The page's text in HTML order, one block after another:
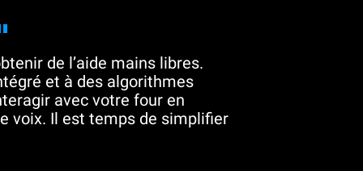
de l’aide mains libres.
et à des algorithmes
avec votre four en
voix. Il est temps de simplifier